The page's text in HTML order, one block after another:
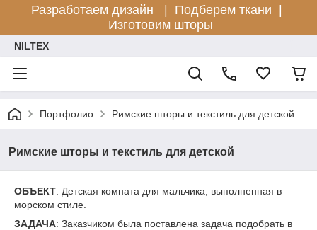
Разработаем дизайн |
Подберем ткани |
Изготовим шторы
NILTEX
Портфолио Римские шторы и текстиль для детской
Римские шторы и текстиль для детской
ОБЪЕКТ: Детская комната для мальчика, выполненная в
морском стиле.
ЗАДАЧА: Заказчиком была поставлена задача подобрать в